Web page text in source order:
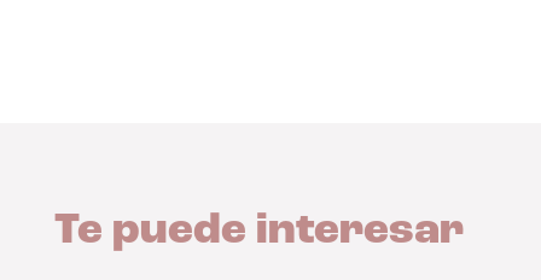
Te puede interesar